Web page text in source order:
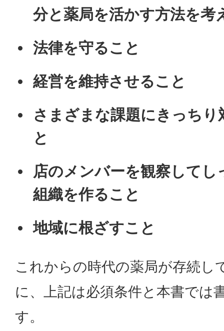
分と薬局を活かす方法を考
法律を守ること
経営を維持させること
さまざまな課題にきっちり
と
店のメンバーを観察してし
組織を作ること
地域に根ざすこと
これからの時代の薬局が存続し
に、上記は必須条件と本書では
す。